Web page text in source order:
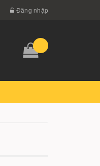
Đăng nhập